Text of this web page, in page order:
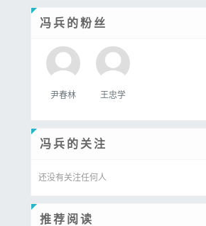
冯兵的粉丝
尹春林 王忠学
冯兵的关注
还没有关注任何人
推荐阅读